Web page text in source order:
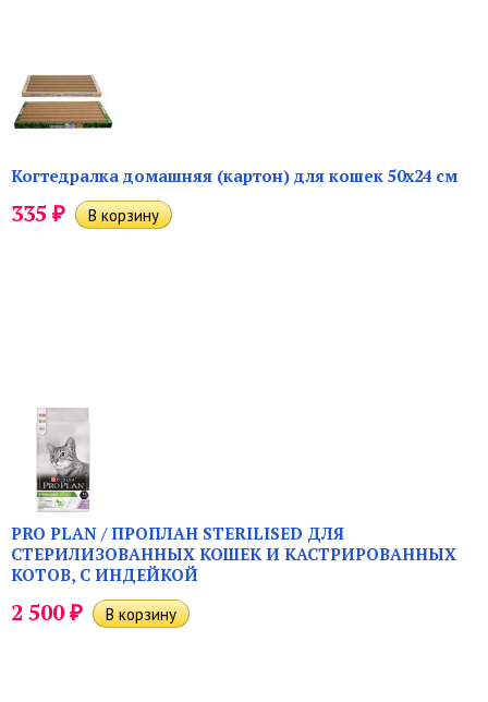
Когтедралка домашняя (картон) для кошек 50х24 см
335 ₽
PRO PLAN / ПРОПЛАН STERILISED ДЛЯ
СТЕРИЛИЗОВАННЫХ КОШЕК И КАСТРИРОВАННЫХ
КОТОВ, С ИНДЕЙКОЙ
2 500₽